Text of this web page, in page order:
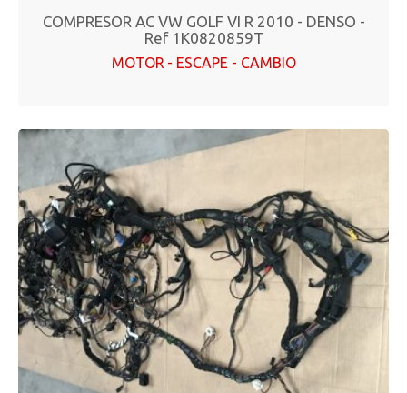
COMPRESOR AC VW GOLF VI R 2010 - DENSO -
Ref 1K0820859T
MOTOR - ESCAPE - CAMBIO